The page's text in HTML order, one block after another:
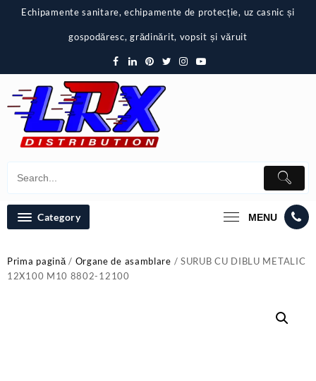
Echipamente sanitare, echipamente de protecție, uz casnic și
gospodăresc, grădinărit, vopsit și văruit
Category MENU
Prima pagină/ Organe de asamblare / SURUB CU DIBLU METALIC
12X100 M10 8802-12100